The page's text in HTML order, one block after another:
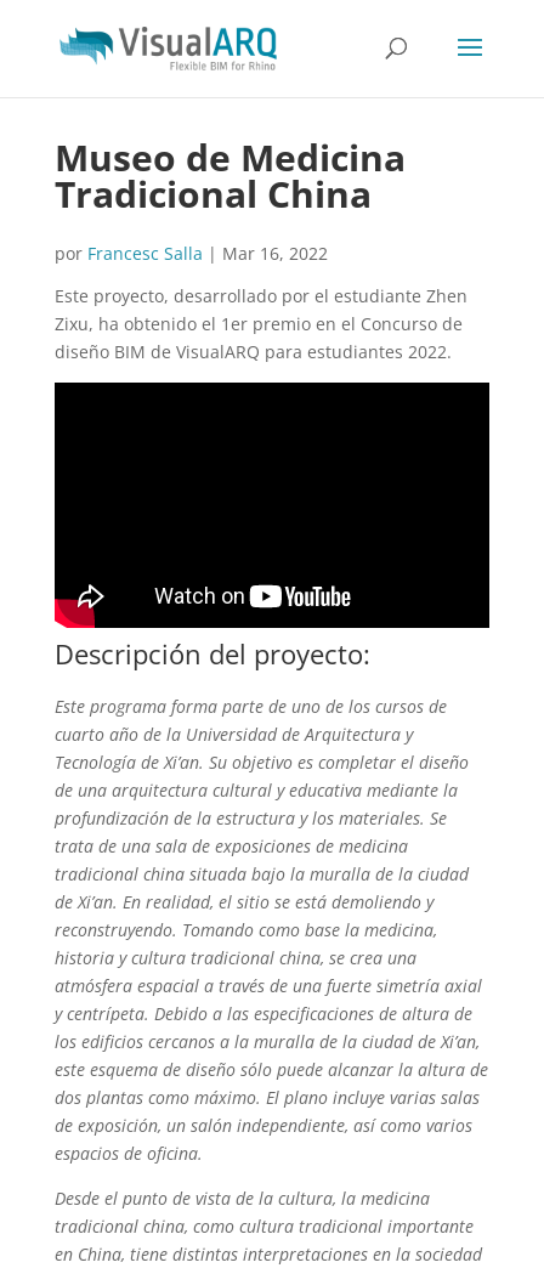
Museo de Medicina
Tradicional China
por Francesc Salla | Mar 16, 2022
Este proyecto, desarrollado por el estudiante Zhen
Zixu, ha obtenido el 1er premio en el Concurso de
diseño BIM de VisualARQ para estudiantes 2022.
Descripción del proyecto:
Este programa forma parte de uno de los cursos de
cuarto año de la Universidad de Arquitectura y
Tecnología de Xi’an. Su objetivo es completar el diseño
de una arquitectura cultural y educativa mediante la
profundización de la estructura y los materiales. Se
trata de una sala de exposiciones de medicina
tradicional china situada bajo la muralla de la ciudad
de Xi’an. En realidad, el sitio se está demoliendo y
reconstruyendo. Tomando como base la medicina,
historia y cultura tradicional china, se crea una
atmósfera espacial a través de una fuerte simetría axial
y centrípeta. Debido a las especificaciones de altura de
los edificios cercanos a la muralla de la ciudad de Xi’an,
este esquema de diseño sólo puede alcanzar la altura de
dos plantas como máximo. El plano incluye varias salas
de exposición, un salón independiente, así como varios
espacios de oficina.
Desde el punto de vista de la cultura, la medicina
tradicional china, como cultura tradicional importante
en China, tiene distintas interpretaciones en la sociedad